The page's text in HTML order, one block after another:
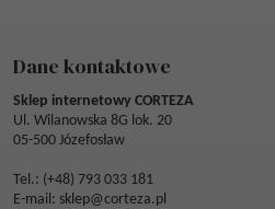
Dane kontaktowe
Sklep internetowy CORTEZA
Ul. Wilanowska 8G lok. 20
05-500 Józefosław
Tel.: (+48) 793 033 181
E-mail: sklep@corteza.pl